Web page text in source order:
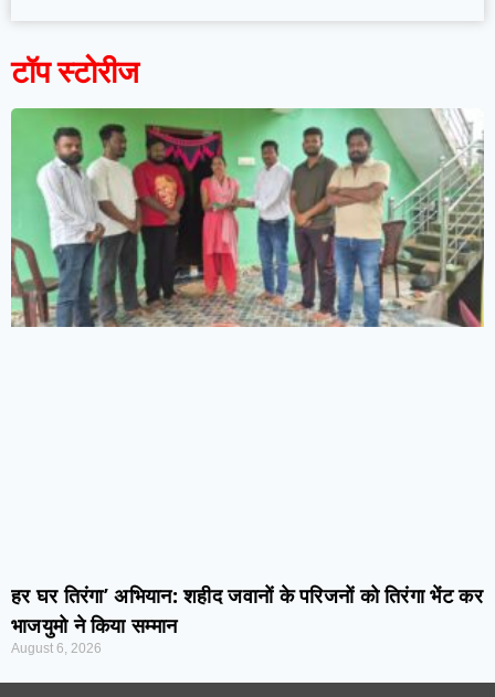
टॉप स्टोरीज
हर घर तिरंगा’ अभियान: शहीद जवानों के परिजनों को तिरंगा भेंट कर
भाजयुमो ने किया सम्मान
August 6, 2026